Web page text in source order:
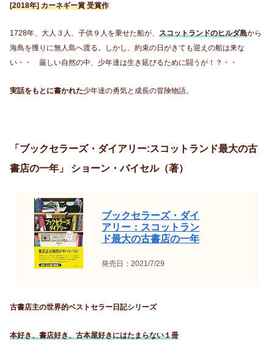
[2018年] カーネギー賞 受賞作
1728年、大人３人、子供９人を乗せた船が、 スコットランドのヒルダ島から
海鳥を獲りに無人島へ渡る。しかし、約束の日がきても迎えの船は来な
い・・ 厳しい自然の中、少年達は生き延びるために闘うが！？・・
実話をもとに書かれた少年達の勇気と成長の冒険物語。
「ブックセラーズ・ダイアリー:スコットランド最大の古
書店の一年」 ショーン・バイセル（著）
ブックセラーズ・ダイ
アリー：スコットラン
ド最大の古書店の一年
発売日：2021/7/29
古書店主の世界的ベストセラー日記シリーズ
本好き、書店好き、古本屋好きにはたまらない１冊